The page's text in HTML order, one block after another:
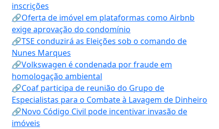
inscrições
🔗Oferta de imóvel em plataformas como Airbnb
exige aprovação do condomínio
🔗TSE conduzirá as Eleições sob o comando de
Nunes Marques
🔗Volkswagen é condenada por fraude em
homologação ambiental
🔗Coaf participa de reunião do Grupo de
Especialistas para o Combate à Lavagem de Dinheiro
🔗Novo Código Civil pode incentivar invasão de
imóveis